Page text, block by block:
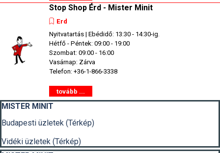
Stop Shop Érd - Mister Minit
Erd
Nyitvatartás | Ebédidő: 13:30 - 14:30-ig.
Hétfő - Péntek: 09:00 - 19:00
Szombat: 09:00 - 16:00
Vasárnap: Zárva
Telefon: +36-1-866-3338
tovább ...
Kihagy blokk MISTER MINIT
MISTER MINIT
Budapesti üzletek (Térkép)
Vidéki üzletek (Térkép)